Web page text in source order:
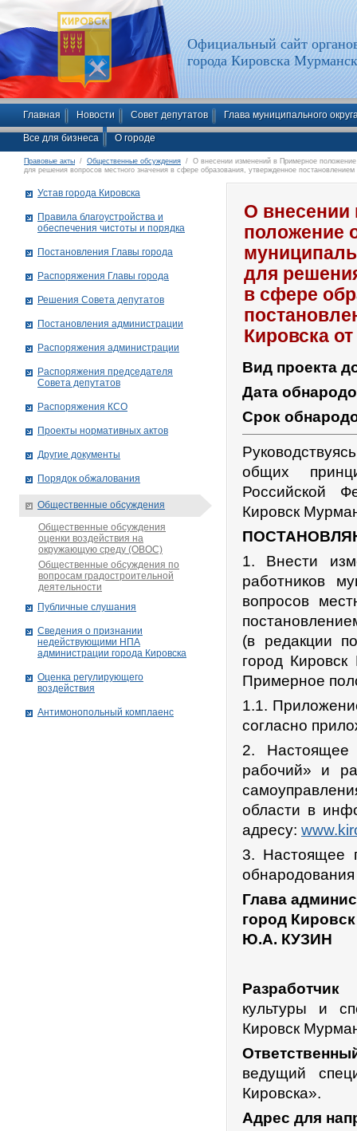
Официальный сайт
города Кировска
Главная Новости Совет депутатов Глава муниципального
Все для бизнеса О городе
Правовые акты / Общественные обсуждения / О внесении изменений в Примерное положение
для решения вопросов местного значения в сфере образования, утвержденное
О внесении
положение
для
в сфере
Кировска
Вид проекта
Дата
Срок
общих
Российской
Кировск
1. Внести
работников
вопросов
(в редакции
город
Примерное
1.1.
согласно
2. Настоящее
рабочий» и
области в
адресу:
3. Настоящее
обнародования
Глава
город
Ю.А. КУЗИН
Разработчик
культуры и
Кировск
ведущий
Кировска».
Адрес для
Устав города Кировска
Правила благоустройства и
обеспечения чистоты и порядка
Постановления Главы города
Распоряжения Главы города
Решения Совета депутатов
Постановления администрации
Распоряжения администрации
Распоряжения председателя
Совета депутатов
Распоряжения КСО
Проекты нормативных актов
Другие документы
Порядок обжалования
Общественные обсуждения
Общественные обсуждения
оценки воздействия на
окружающую среду (ОВОС)
Общественные обсуждения по
вопросам градостроительной
деятельности
Публичные слушания
Сведения о признании
недействующими НПА
администрации города Кировскa
Оценка регулирующего
воздействия
Антимонопольный комплаенс